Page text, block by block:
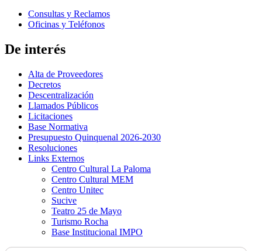
Consultas y Reclamos
Oficinas y Teléfonos
De interés
Alta de Proveedores
Decretos
Descentralización
Llamados Públicos
Licitaciones
Base Normativa
Presupuesto Quinquenal 2026-2030
Resoluciones
Links Externos
Centro Cultural La Paloma
Centro Cultural MEM
Centro Unitec
Sucive
Teatro 25 de Mayo
Turismo Rocha
Base Institucional IMPO